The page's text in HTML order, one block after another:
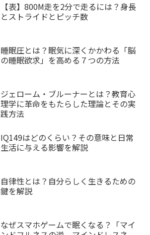
【表】800M走を2分で走るには？身長
とストライドとピッチ数
睡眠圧とは？眠気に深くかかわる「脳
の睡眠欲求」を高める７つの方法
ジェローム・ブルーナーとは？教育心
理学に革命をもたらした理論とその実
践方法
IQ149はどのくらい？その意味と日常
生活に与える影響を解説
自律性とは？自分らしく生きるための
鍵を解説
なぜスマホゲームで眠くなる？「マイ